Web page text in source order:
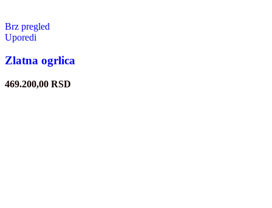
Brz pregled
Uporedi
Zlatna ogrlica
469.200,00 RSD